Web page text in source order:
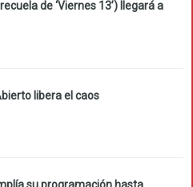
de ‘Viernes 13’) llegará a
libera el caos